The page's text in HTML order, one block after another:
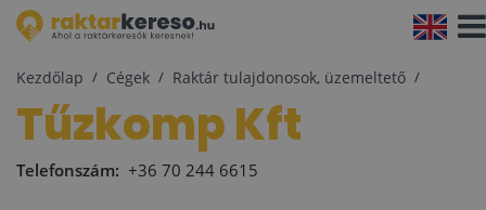
Kezdőlap Cégek Raktár tulajdonosok, üzemeltető
Tűzkomp Kft
Telefonszám: +36 70 244 6615